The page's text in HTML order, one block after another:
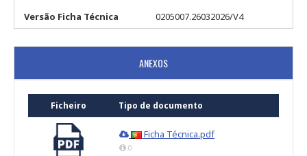
Versão Ficha Técnica
0205007.26032026/V4
ANEXOS
Ficheiro Tipo de documento
Ficha Técnica.pdf
0